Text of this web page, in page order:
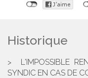
Historique
L'IMPOSSIBLE
SYNDIC EN CAS DE